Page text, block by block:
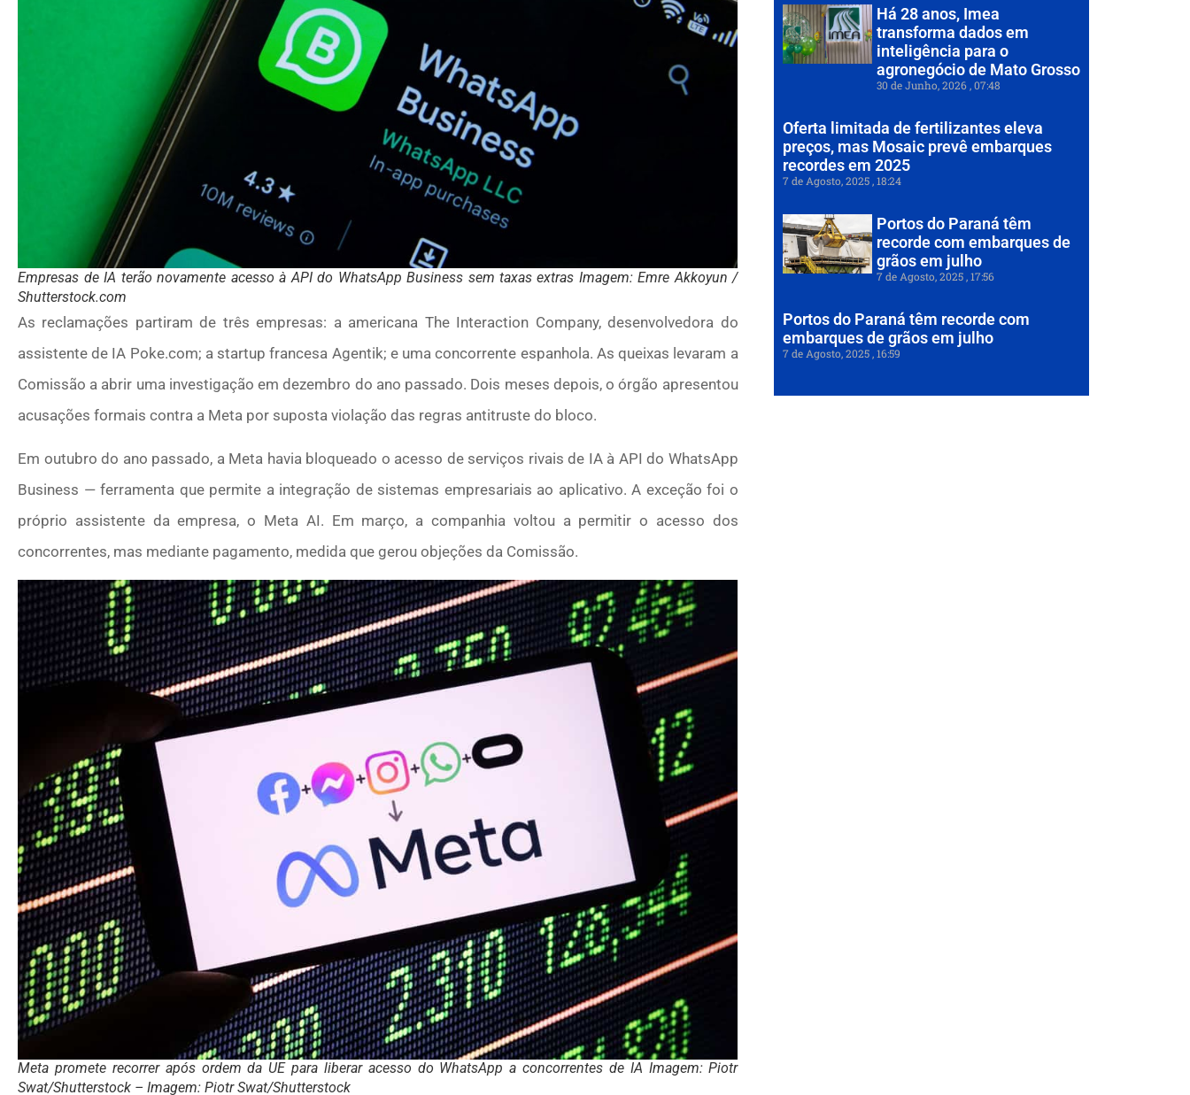
Empresas de IA terão novamente acesso à API do WhatsApp Business sem taxas extras Imagem: Emre Akkoyun /
Shutterstock.com
As reclamações partiram de três empresas: a americana The Interaction Company, desenvolvedora do
assistente de IA Poke.com; a startup francesa Agentik; e uma concorrente espanhola. As queixas levaram a
Comissão a abrir uma investigação em dezembro do ano passado. Dois meses depois, o órgão apresentou
acusações formais contra a Meta por suposta violação das regras antitruste do bloco.
Em outubro do ano passado, a Meta havia bloqueado o acesso de serviços rivais de IA à API do WhatsApp
Business — ferramenta que permite a integração de sistemas empresariais ao aplicativo. A exceção foi o
próprio assistente da empresa, o Meta AI. Em março, a companhia voltou a permitir o acesso dos
concorrentes, mas mediante pagamento, medida que gerou objeções da Comissão.
Meta promete recorrer após ordem da UE para liberar acesso do WhatsApp a concorrentes de IA Imagem: Piotr
Swat/Shutterstock – Imagem: Piotr Swat/Shutterstock
Há 28 anos, Imea
transforma dados em
inteligência para o
agronegócio de Mato Grosso
30 de Junho, 2026 07:48
Oferta limitada de fertilizantes eleva
preços, mas Mosaic prevê embarques
recordes em 2025
7 de Agosto, 2025 18:24
Portos do Paraná têm
recorde com embarques de
grãos em julho
7 de Agosto, 2025 17:56
Portos do Paraná têm recorde com
embarques de grãos em julho
7 de Agosto, 2025 16:59